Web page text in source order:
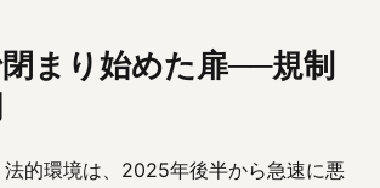
まり始めた扉──規制
的環境は、2025年後半から急速に悪